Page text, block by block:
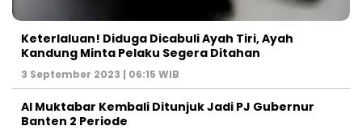
Keterlaluan! Diduga Dicabuli Ayah Tiri, Ayah
Kandung Minta Pelaku Segera Ditahan
3 September 2023 | 06:15 WIB
Al Muktabar Kembali Ditunjuk Jadi PJ Gubernur
Banten 2 Periode